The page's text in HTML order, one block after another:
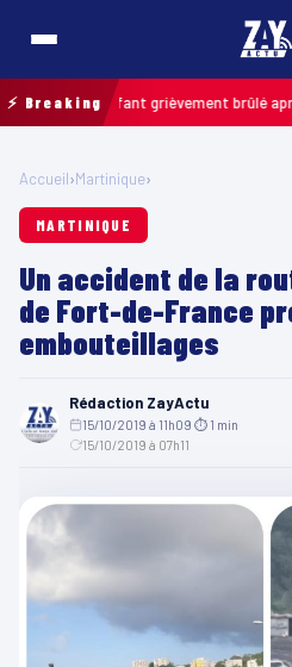
⚡ Breaking
: un enfant grièvement brûlé après
Accueil›Martinique›
MARTINIQUE
Un accident de la
de Fort-de-France
embouteillages
Rédaction ZayActu
15/10/2019 à 11h09 ⏱ 1 min
15/10/2019 à 07h11